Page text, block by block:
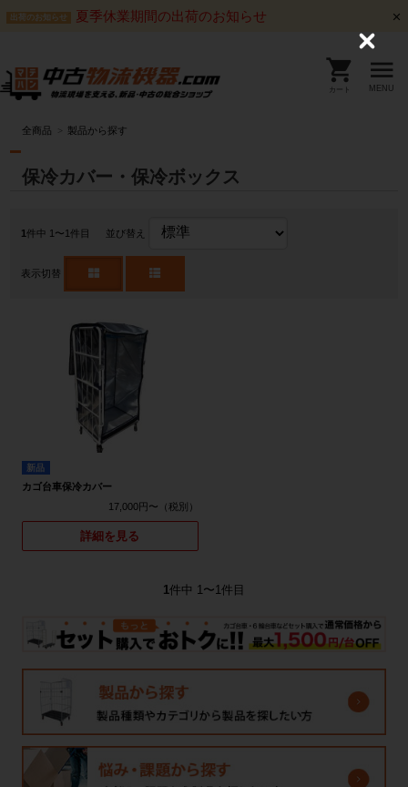
出荷のお知らせ 夏季休業期間の出荷のお知らせ
カート MENU
全商品 製品から探す
保冷カバー・保冷ボックス
1 件中 1〜1件目 並び替え
表示切替
新品
カゴ台車保冷カバー
17,000円〜
詳細を見る
1件中 1〜1件目
C
o
s